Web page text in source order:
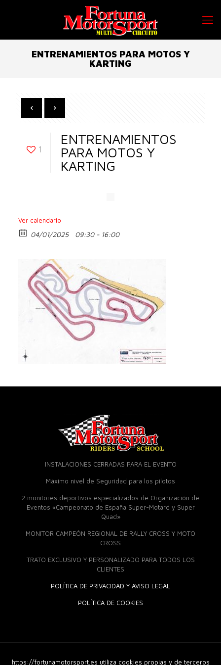
ENTRENAMIENTOS PARA MOTOS Y
KARTING
1
ENTRENAMIENTOS
PARA MOTOS Y
KARTING
Ver calendario
04/01/2025 09:30 - 16:00
INSTALACIONES CERRADAS PARA EL EVENTO
Máximo nivel de Seguridad para los pilotos
2 monitores deportivos especializados de Organización de
Eventos «Campeonato de España Super-Motard y Super
Quad»
MONITOR CAMPEÓN REGIONAL DE RALLY CROSS Y MOTO
CROSS
TRATO EXCLUSIVO Y PERSONALIZADO PARA TODOS LOS
CLIENTES
POLÍTICA DE PRIVACIDAD Y AVISO LEGAL
POLÍTICA DE COOKIES
© 2018 Fortuna Moto Sport. Derechos Reservados |Diseño
https://fortunamotorsport.es utiliza cookies propias y de terceros